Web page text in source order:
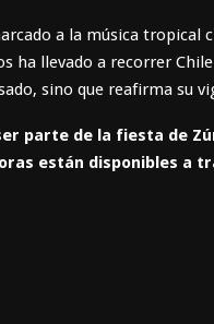
a la música tropical
ha llevado a recorrer
sino que reafirma su
parte de la fiesta de
están disponibles a